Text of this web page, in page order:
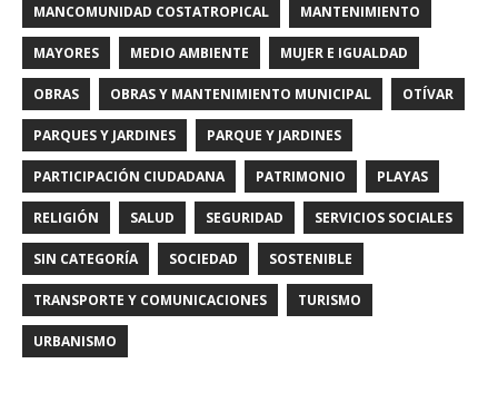
MANCOMUNIDAD COSTATROPICAL MANTENIMIENTO
MAYORES MEDIO AMBIENTE MUJER E IGUALDAD
OBRAS OBRAS Y MANTENIMIENTO MUNICIPAL OTÍVAR
PARQUES Y JARDINES PARQUE Y JARDINES
PARTICIPACIÓN CIUDADANA PATRIMONIO PLAYAS
RELIGIÓN SALUD SEGURIDAD SERVICIOS SOCIALES
SIN CATEGORÍA SOCIEDAD SOSTENIBLE
TRANSPORTE Y COMUNICACIONES TURISMO
URBANISMO